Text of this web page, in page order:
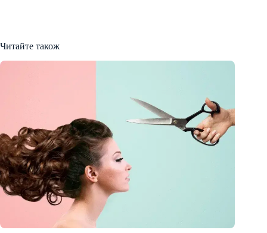
Читайте також